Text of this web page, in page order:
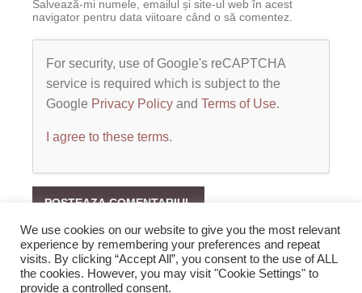
Salvează-mi numele, emailul și site-ul web în acest
navigator pentru data viitoare când o să comentez.
For security, use of Google's reCAPTCHA
service is required which is subject to the
Google Privacy Policy and Terms of Use.
I agree to these terms.
We use cookies on our website to give you the most relevant
experience by remembering your preferences and repeat
visits. By clicking “Accept All”, you consent to the use of ALL
the cookies. However, you may visit "Cookie Settings" to
provide a controlled consent.